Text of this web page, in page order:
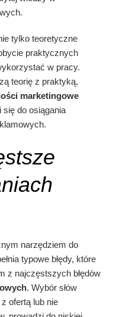
tylko teoretyczne
praktycznych
w pracy.
teorię z praktyką,
marketingowe
do osiągania
narzędziem do
typowe błędy, które
z najczęstszych błędów
. Wybór słów
ofertą lub nie